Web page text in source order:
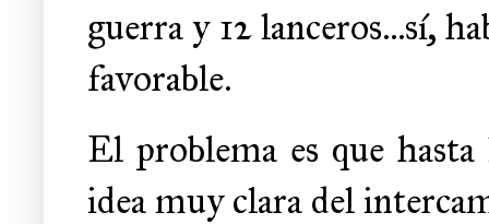
guerra y 12 lanceros...sí,
favorable.
El problema es que
idea muy clara del